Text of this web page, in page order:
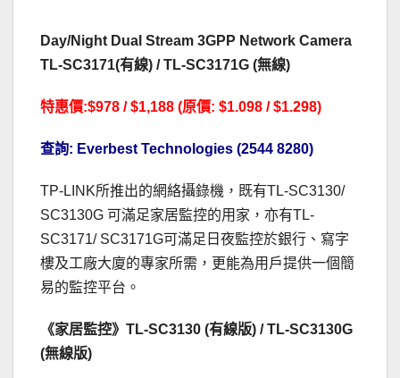
Day/Night Dual Stream 3GPP Network Camera
TL-SC3171(有線) / TL-SC3171G (無線)
特惠價:$978 / $1,188 (原價: $1.098 / $1.298)
查詢: Everbest Technologies (2544 8280)
TP-LINK所推出的網絡攝錄機，既有TL-SC3130/
SC3130G 可滿足家居監控的用家，亦有TL-
SC3171/ SC3171G可滿足日夜監控於銀行、寫字
樓及工廠大廈的專家所需，更能為用戶提供一個簡
易的監控平台。
《家居監控》TL-SC3130 (有線版) / TL-SC3130G
(無線版)